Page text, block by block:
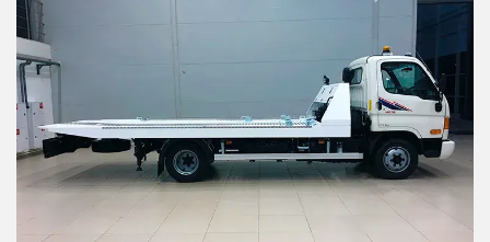
Хлюпино
Хотьково
центр альной усадьбы
совхоза Озёры
центральной усадьбы
совхоза Мир
Цибино Чайковского
Часцы Чашниково
Челюскинский Чемодурово